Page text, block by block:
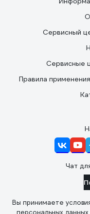
Сервисный
Сервисные
Правила
Чат
Вы принимаете
персональных данных